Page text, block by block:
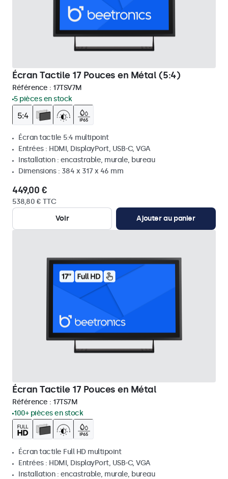
Écran Tactile 17 Pouces en Métal (5:4)
Référence : 17TSV7M
5 pièces en stock
Écran tactile 5:4 multipoint
Entrées : HDMI, DisplayPort, USB-C, VGA
Installation : encastrable, murale, bureau
Dimensions : 384 x 317 x 46 mm
449,00 €
538,80 € TTC
Voir
Ajouter au panier
Écran Tactile 17 Pouces en Métal
Référence : 17TS7M
100+ pièces en stock
Écran tactile Full HD multipoint
Entrées : HDMI, DisplayPort, USB-C, VGA
Installation : encastrable, murale, bureau